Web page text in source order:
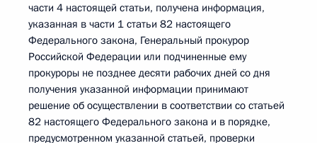
части 4 настоящей статьи, получена информация,
указанная в части 1 статьи 82 настоящего
Федерального закона, Генеральный прокурор
Российской Федерации или подчиненные ему
прокуроры не позднее десяти рабочих дней со дня
получения указанной информации принимают
решение об осуществлении в соответствии со статьей
82 настоящего Федерального закона и в порядке,
предусмотренном указанной статьей, проверки